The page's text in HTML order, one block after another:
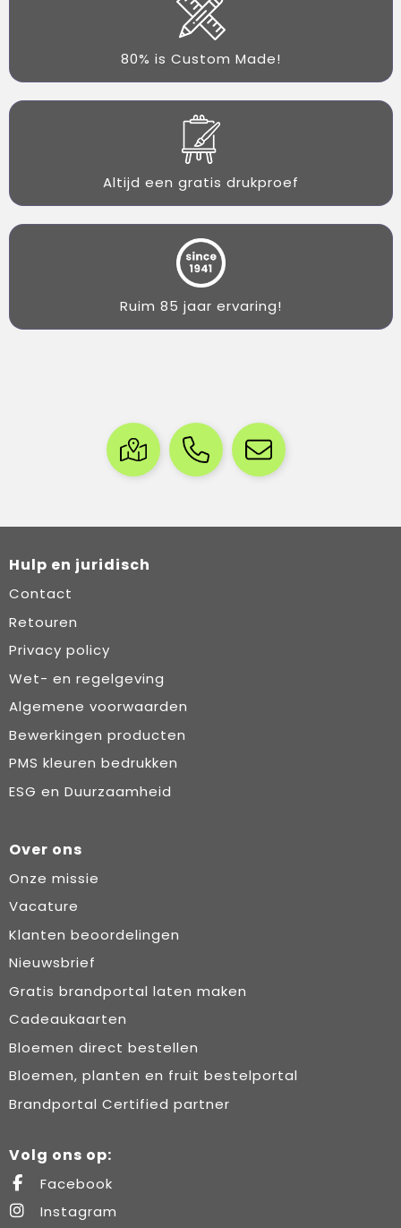
80% is Custom Made!
Altijd een gratis drukproef
Ruim 85 jaar ervaring!
Hulp en juridisch
Contact
Retouren
Privacy policy
Wet- en regelgeving
Algemene voorwaarden
Bewerkingen producten
PMS kleuren bedrukken
ESG en Duurzaamheid
Over ons
Onze missie
Vacature
Klanten beoordelingen
Nieuwsbrief
Gratis brandportal laten maken
Cadeaukaarten
Bloemen direct bestellen
Bloemen, planten en fruit bestelportal
Brandportal Certified partner
Volg ons op:
Facebook
Instagram